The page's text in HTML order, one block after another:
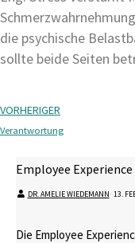
die psychische
sollte beide Seiten
VORHERIGER
Verantwortung
Employee Experience
DR. AMELIE WIEDEMANN⋅ 13.
Die Employee